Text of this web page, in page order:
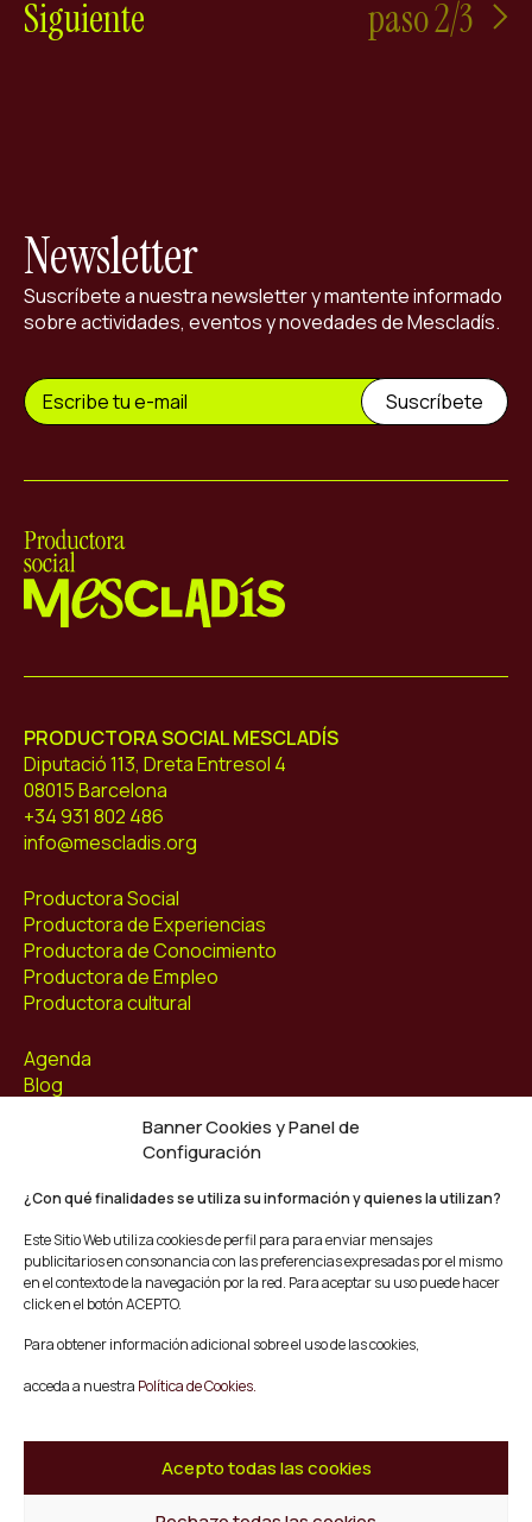
Banner Cookies y Panel de
Configuración
¿Con qué finalidades se utiliza su información y quienes la utilizan?
Este Sitio Web utiliza cookies de perfil para para enviar mensajes
publicitarios en consonancia con las preferencias expresadas por el mismo
en el contexto de la navegación por la red. Para aceptar su uso puede hacer
click en el botón ACEPTO.
Para obtener información adicional sobre el uso de las cookies,
acceda a nuestra Política de Cookies.
Acepto todas las cookies
Siguiente paso 2/3
Newsletter
Suscríbete a nuestra newsletter y mantente informado
sobre actividades, eventos y novedades de Mescladís.
PRODUCTORA SOCIAL MESCLADÍS
Diputació 113, Dreta Entresol 4
08015 Barcelona
+34 931 802 486
info@mescladis.org
Productora Social
Productora de Experiencias
Productora de Conocimiento
Productora de Empleo
Productora cultural
Agenda
Blog
Facebook
Youtube
Twitter/X
© Mescladís 2026
Aviso legal
Términos y Condiciones de Compra
Canal de Denuncias